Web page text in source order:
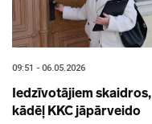
09:51 - 06.05.2026
Iedzīvotājiem skaidros,
kādēļ KKC jāpārveido